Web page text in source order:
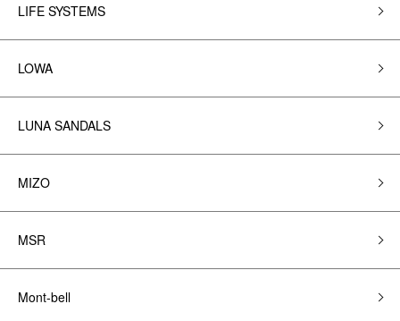
LIFE SYSTEMS
LOWA
LUNA SANDALS
MIZO
MSR
Mont-bell